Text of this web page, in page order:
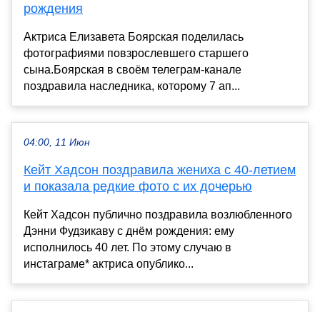
рождения
Актриса Елизавета Боярская поделилась
фотографиями повзрослевшего старшего
сына.Боярская в своём телеграм-канале
поздравила наследника, которому 7 ап...
04:00, 11 Июн
Кейт Хадсон поздравила жениха с 40-летием
и показала редкие фото с их дочерью
Кейт Хадсон публично поздравила возлюбленного
Дэнни Фудзикаву с днём рождения: ему
исполнилось 40 лет. По этому случаю в
инстаграме* актриса опублико...